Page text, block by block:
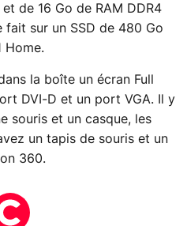
de 16 Go de RAM DDR4
sur un SSD de 480 Go
Home.
la boîte un écran Full
DVI-D et un port VGA. Il y
souris et un casque, les
un tapis de souris et un
360.